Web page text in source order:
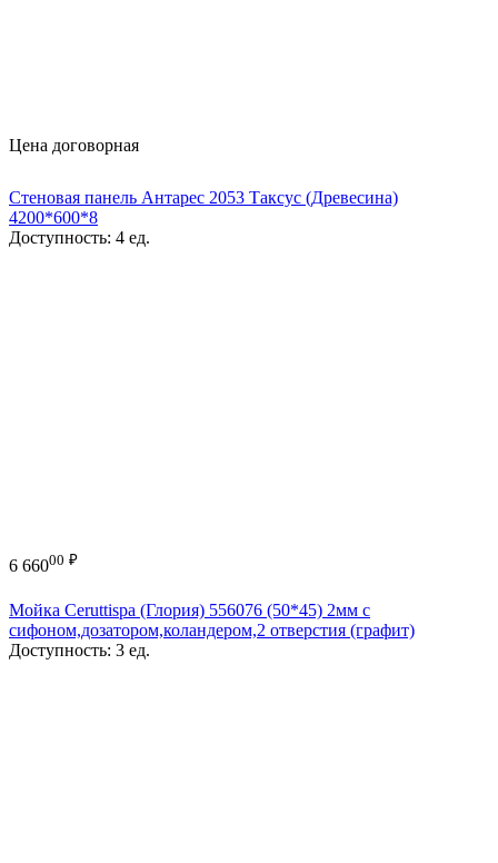
Цена договорная
Стеновая панель Антарес 2053 Таксус (Древесина)
4200*600*8
Доступность: 4 ед.
6 66000 ₽
Мойка Ceruttispa (Глория) 556076 (50*45) 2мм с
сифоном,дозатором,коландером,2 отверстия (графит)
Доступность: 3 ед.